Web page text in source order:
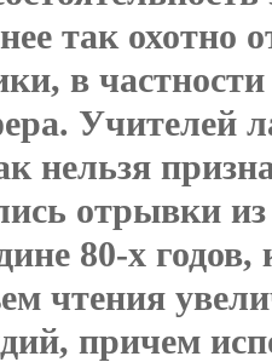
так охотно
в
Учителей
нельзя
отрывки
80-х
чтения
причем